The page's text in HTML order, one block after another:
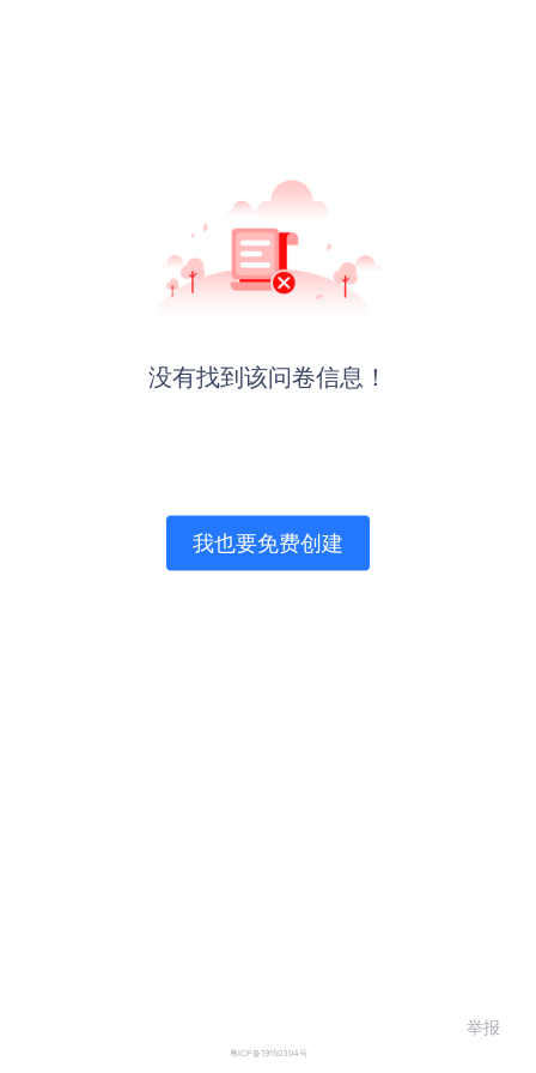
没有找到该问卷信息！
我也要免费创建
粤ICP备19150304号
举报